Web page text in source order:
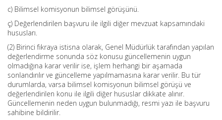
c) Bilimsel komisyonun bilimsel görüşünü.
ç) Değerlendirilen başvuru ile ilgili diğer mevzuat kapsamındaki
hususları.
(2) Birinci fıkraya istisna olarak, Genel Müdürlük tarafından yapılan
değerlendirme sonunda söz konusu güncellemenin uygun
olmadığına karar verilir ise, işlem herhangi bir aşamada
sonlandırılır ve güncelleme yapılmamasına karar verilir. Bu tür
durumlarda, varsa bilimsel komisyonun bilimsel görüşü ve
değerlendirilen konu ile ilgili diğer hususlar dikkate alınır.
Güncellemenin neden uygun bulunmadığı, resmi yazı ile başvuru
sahibine bildirilir.